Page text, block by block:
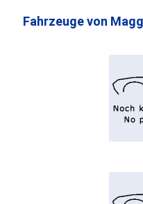
Fahrzeuge von